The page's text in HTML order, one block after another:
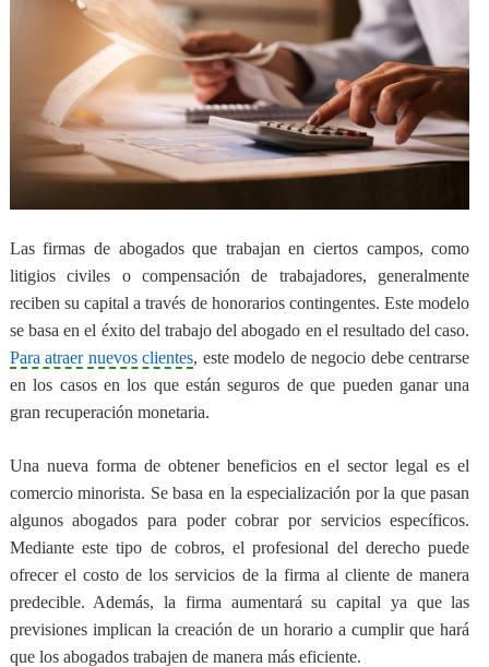
Las firmas de abogados que trabajan en ciertos campos, como
litigios civiles o compensación de trabajadores, generalmente
reciben su capital a través de honorarios contingentes. Este modelo
se basa en el éxito del trabajo del abogado en el resultado del caso.
Para atraer nuevos clientes, este modelo de negocio debe centrarse
en los casos en los que están seguros de que pueden ganar una
gran recuperación monetaria.
Una nueva forma de obtener beneficios en el sector legal es el
comercio minorista. Se basa en la especialización por la que pasan
algunos abogados para poder cobrar por servicios específicos.
Mediante este tipo de cobros, el profesional del derecho puede
ofrecer el costo de los servicios de la firma al cliente de manera
predecible. Además, la firma aumentará su capital ya que las
previsiones implican la creación de un horario a cumplir que hará
que los abogados trabajen de manera más eficiente.